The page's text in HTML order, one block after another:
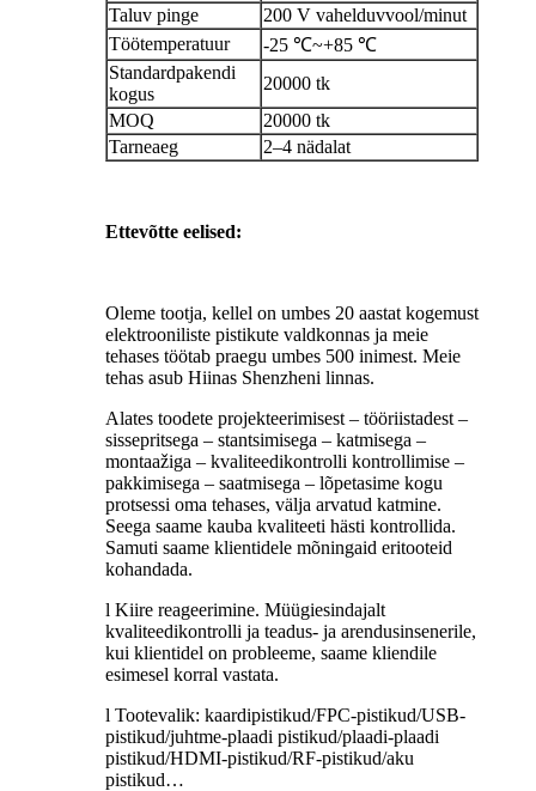
Taluv pinge
200 V vahelduvvool/minut
Töötemperatuur
-25 ℃~+85 ℃
Standardpakendi
kogus
20000 tk
MOQ
20000 tk
Tarneaeg
2–4 nädalat
Ettevõtte eelised:
Oleme tootja, kellel on umbes 20 aastat kogemust
elektrooniliste pistikute valdkonnas ja meie
tehases töötab praegu umbes 500 inimest. Meie
tehas asub Hiinas Shenzheni linnas.
Alates toodete projekteerimisest – tööriistadest –
sissepritsega – stantsimisega – katmisega –
montaažiga – kvaliteedikontrolli kontrollimise –
pakkimisega – saatmisega – lõpetasime kogu
protsessi oma tehases, välja arvatud katmine.
Seega saame kauba kvaliteeti hästi kontrollida.
Samuti saame klientidele mõningaid eritooteid
kohandada.
l Kiire reageerimine. Müügiesindajalt
kvaliteedikontrolli ja teadus- ja arendusinsenerile,
kui klientidel on probleeme, saame kliendile
esimesel korral vastata.
l Tootevalik: kaardipistikud/FPC-pistikud/USB-
pistikud/juhtme-plaadi pistikud/plaadi-plaadi
pistikud/HDMI-pistikud/RF-pistikud/aku
pistikud…